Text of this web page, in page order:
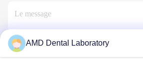
AMD Dental Laboratory